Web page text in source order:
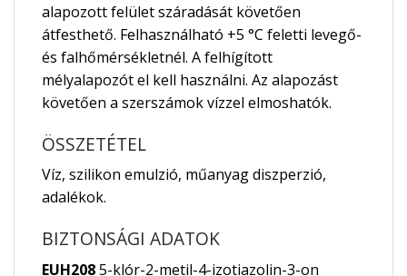
alapozott felület száradását követően
átfesthető. Felhasználható +5 °C feletti levegő-
és falhőmérsékletnél. A felhígított
mélyalapozót el kell használni. Az alapozást
követően a szerszámok vízzel elmoshatók.
ÖSSZETÉTEL
Víz, szilikon emulzió, műanyag diszperzió,
adalékok.
BIZTONSÁGI ADATOK
EUH2085-klór-2-metil-4-izotiazolin-3-on